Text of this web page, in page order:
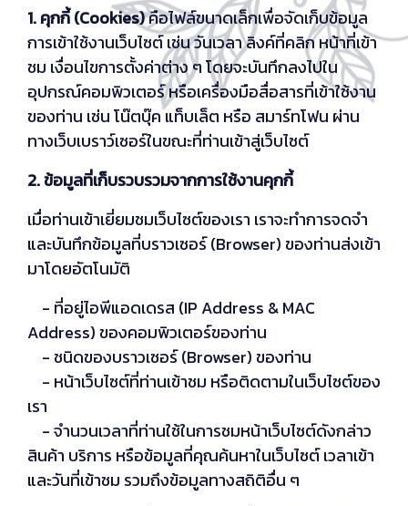
1. คุกกี้ (Cookies)คือไฟล์ขนาดเล็กเพื่อจัดเก็บข้อมูล
การเข้าใช้งานเว็บไซต์ เช่น วันเวลา ลิงค์ที่คลิก หน้าที่เข้า
ชม เงื่อนไขการตั้งค่าต่าง ๆ โดยจะบันทึกลงไปใน
อุปกรณ์คอมพิวเตอร์ หรือเครื่องมือสื่อสารที่เข้าใช้งาน
ของท่าน เช่น โน๊ตบุ๊ค แท็บเล็ต หรือ สมาร์ทโฟน ผ่าน
ทางเว็บเบราว์เซอร์ในขณะที่ท่านเข้าสู่เว็บไซต์
2. ข้อมูลที่เก็บรวบรวมจากการใช้งานคุกกี้
เมื่อท่านเข้าเยี่ยมชมเว็บไซต์ของเรา เราจะทำการจดจำ
และบันทึกข้อมูลที่บราวเซอร์ (Browser) ของท่านส่งเข้า
มาโดยอัตโนมัติ
- ที่อยู่ไอพีแอดเดรส (IP Address & MAC
Address) ของคอมพิวเตอร์ของท่าน
- ชนิดของบราวเซอร์ (Browser) ของท่าน
- หน้าเว็บไซต์ที่ท่านเข้าชม หรือติดตามในเว็บไซต์ของ
เรา
- จำนวนเวลาที่ท่านใช้ในการชมหน้าเว็บไซต์ดังกล่าว
สินค้า บริการ หรือข้อมูลที่คุณค้นหาในเว็บไซต์ เวลาเข้า
และวันที่เข้าชม รวมถึงข้อมูลทางสถิติอื่น ๆ